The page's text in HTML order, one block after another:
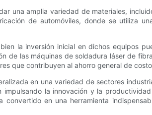
una amplia variedad de materiales,
de automóviles, donde se utiliza
la inversión inicial en dichos equipos
de las máquinas de soldadura láser de
que contribuyen al ahorro general de
en una variedad de sectores
la innovación y la
en una herramienta